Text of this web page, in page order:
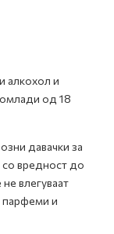
алкохол и
од 18
давачки за
со вредност до
влегуваат
парфеми и